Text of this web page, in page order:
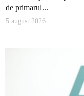
de primarul...
5 august 2026